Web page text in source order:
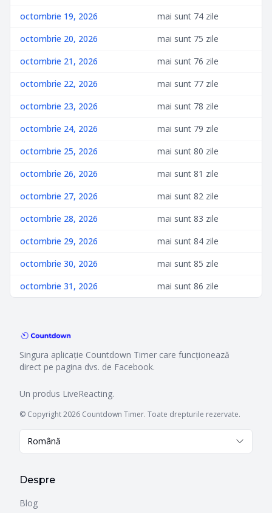
octombrie 19, 2026
mai sunt 74 zile
octombrie 20, 2026
mai sunt 75 zile
octombrie 21, 2026
mai sunt 76 zile
octombrie 22, 2026
mai sunt 77 zile
octombrie 23, 2026
mai sunt 78 zile
octombrie 24, 2026
mai sunt 79 zile
octombrie 25, 2026
mai sunt 80 zile
octombrie 26, 2026
mai sunt 81 zile
octombrie 27, 2026
mai sunt 82 zile
octombrie 28, 2026
mai sunt 83 zile
octombrie 29, 2026
mai sunt 84 zile
octombrie 30, 2026
mai sunt 85 zile
octombrie 31, 2026
mai sunt 86 zile
Singura aplicație Countdown Timer care funcționează
direct pe pagina dvs. de Facebook.
Un produs LiveReacting.
© Copyright 2026 Countdown Timer. Toate drepturile rezervate.
Română
Despre
Blog